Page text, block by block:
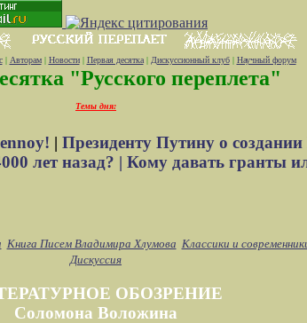
| Авторам| Новости| Первая десятка| Дискуссионный клуб| Научный форум
"Русского переплета"
Темы дня:
| Президенту Путину о
лет назад? | Кому давать гранты
Книга Писем Владимира Хлумова Классики и
Дискуссия
ОБОЗРЕНИЕ
Соломона Воложина